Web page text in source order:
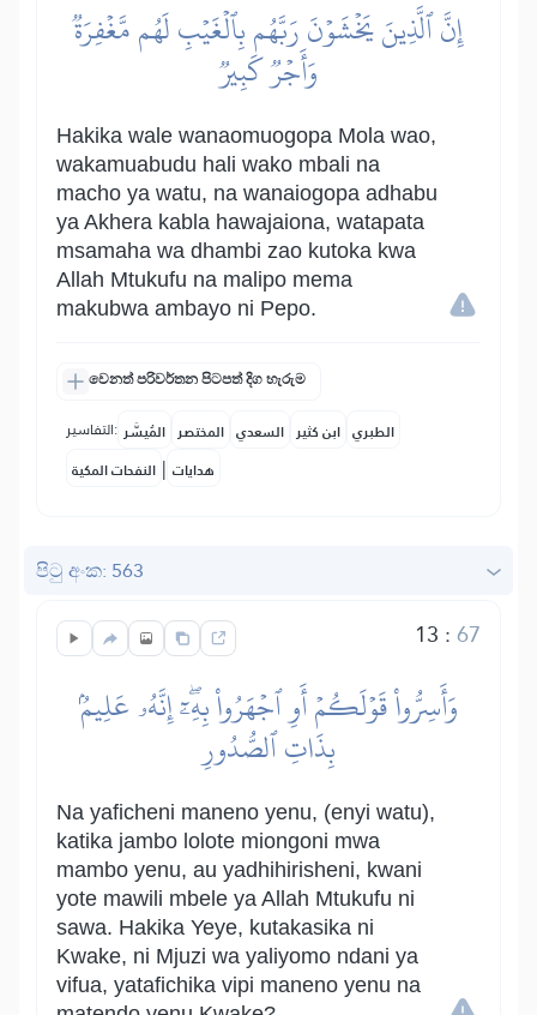
إِنَّ ٱلَّذِينَ يَخۡشَوۡنَ رَبَّهُم بِٱلۡغَيۡبِ لَهُم مَّغۡفِرَةٞ
وَأَجۡرٞ كَبِيرٞ
Hakika wale wanaomuogopa Mola wao,
wakamuabudu hali wako mbali na
macho ya watu, na wanaiogopa adhabu
ya Akhera kabla hawajaiona, watapata
msamaha wa dhambi zao kutoka kwa
Allah Mtukufu na malipo mema
makubwa ambayo ni Pepo.
වෙනත් පරිවර්තන පිටපත් දිග හැරුම
التفاسير: المُيسَّر المختصر السعدي ابن كثير الطبري
النفحات المكية | هدايات
පිටු අංක: 563
13 :67
وَأَسِرُّواْ قَوۡلَكُمۡ أَوِ ٱجۡهَرُواْ بِهِۦٓۖ إِنَّهُۥ عَلِيمُۢ
بِذَاتِ ٱلصُّدُورِ
Na yaficheni maneno yenu, (enyi watu),
katika jambo lolote miongoni mwa
mambo yenu, au yadhihirisheni, kwani
yote mawili mbele ya Allah Mtukufu ni
sawa. Hakika Yeye, kutakasika ni
Kwake, ni Mjuzi wa yaliyomo ndani ya
vifua, yatafichika vipi maneno yenu na